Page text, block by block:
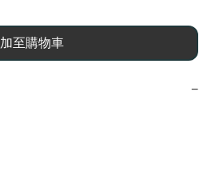
加至購物車
−